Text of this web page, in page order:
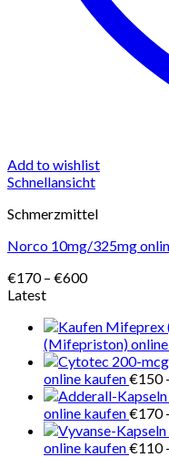
Add to wishlist
Schnellansicht
Schmerzmittel
Norco 10mg/325mg
€170 – €600Preisspanne:
€600
Latest
(Mifepriston)
online kaufen€150
online kaufen€170
online kaufen€110